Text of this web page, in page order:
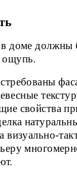
доме должны
ощупь.
свойства
визуально-